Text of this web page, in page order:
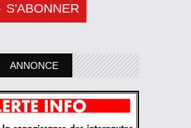
S'ABONNER
ANNONCE